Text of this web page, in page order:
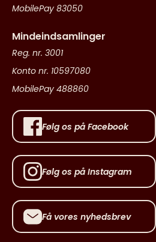
MobilePay 83050
Mindeindsamlinger
Reg. nr. 3001
Konto nr. 10597080
MobilePay 488860
Følg os på Facebook
Følg os på Instagram
Få vores nyhedsbrev